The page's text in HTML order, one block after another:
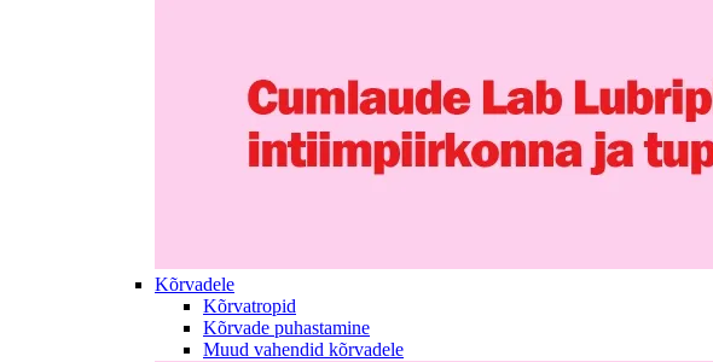
Kõrvadele
Kõrvatropid
Kõrvade puhastamine
Muud vahendid kõrvadele